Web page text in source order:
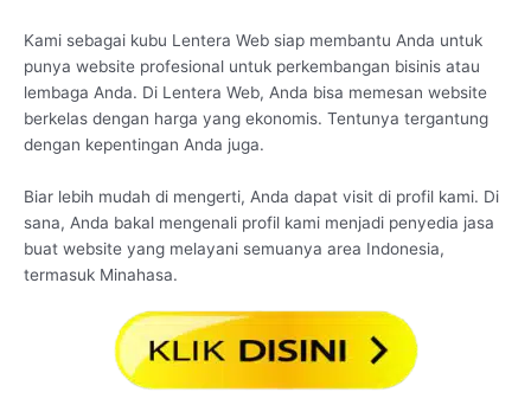
Kami sebagai kubu Lentera Web siap membantu Anda untuk
punya website profesional untuk perkembangan bisinis atau
lembaga Anda. Di Lentera Web, Anda bisa memesan website
berkelas dengan harga yang ekonomis. Tentunya tergantung
dengan kepentingan Anda juga.
Biar lebih mudah di mengerti, Anda dapat visit di profil kami. Di
sana, Anda bakal mengenali profil kami menjadi penyedia jasa
buat website yang melayani semuanya area Indonesia,
termasuk Minahasa.